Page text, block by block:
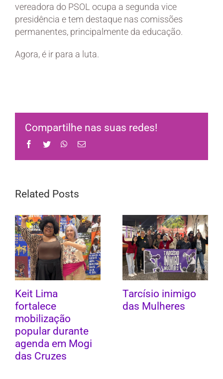
vereadora do PSOL ocupa a segunda vice
presidência e tem destaque nas comissões
permanentes, principalmente da educação.
Agora, é ir para a luta.
Compartilhe nas suas redes!
Facebook
Twitter WhatsApp
Email
Related Posts
Keit Lima
fortalece
mobilização
popular durante
agenda em Mogi
das Cruzes
Tarcísio inimigo
das Mulheres